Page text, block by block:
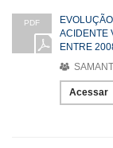
PDF
ACIDENTE
ENTRE
Acessar